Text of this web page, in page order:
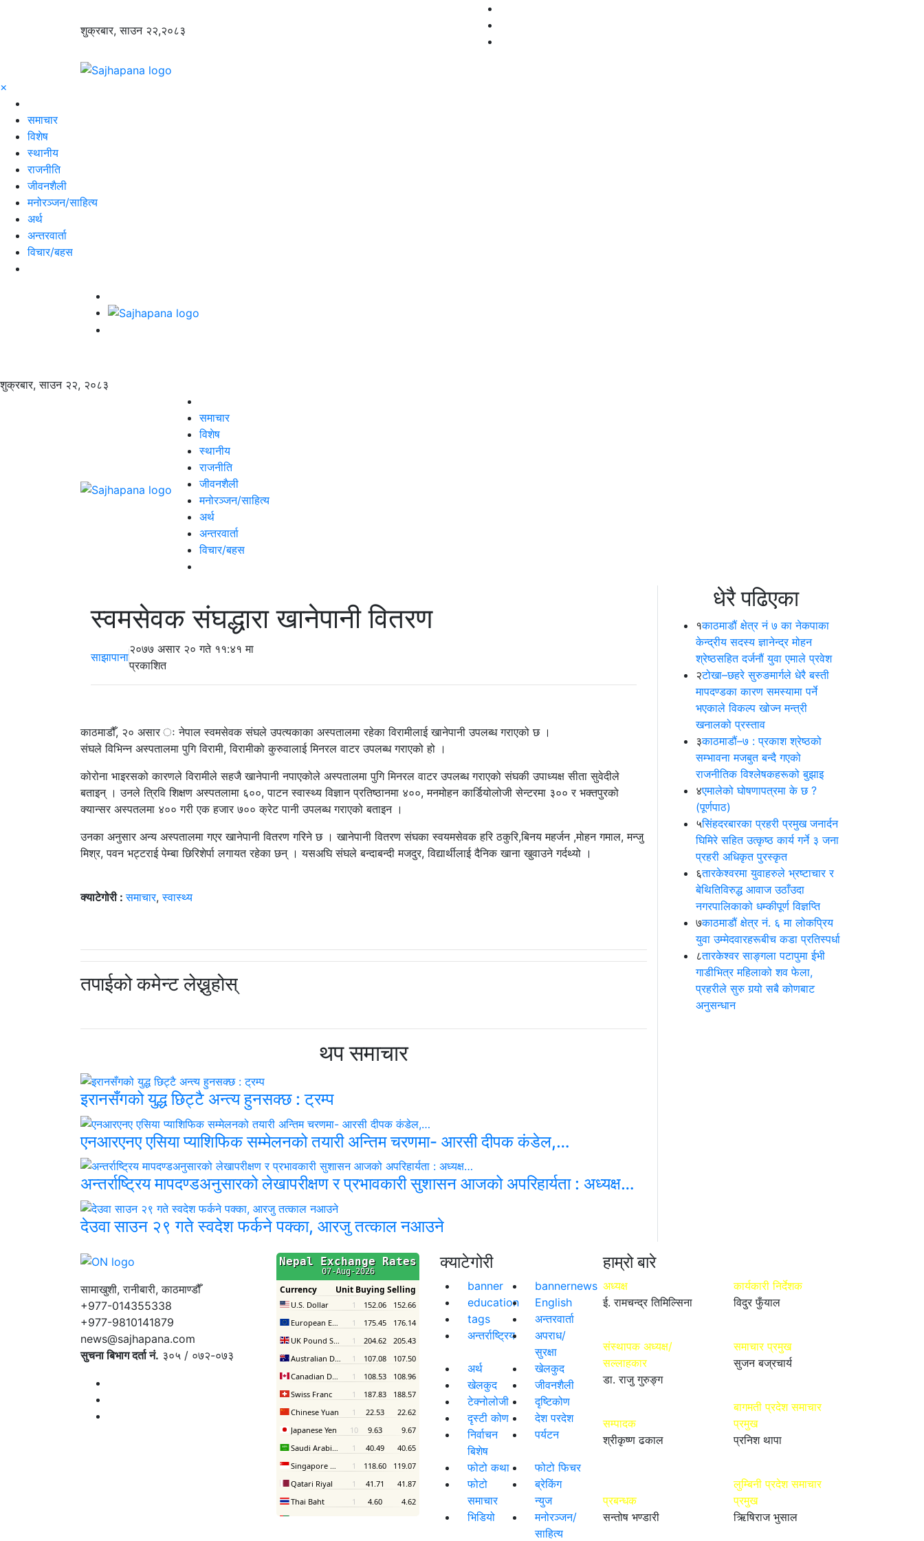
शुक्रबार, साउन २२,२०८३
×
समाचार
विशेष
स्थानीय
राजनीति
जीवनशैली
मनोरञ्जन/साहित्य
अर्थ
अन्तरवार्ता
विचार/बहस
शुक्रबार, साउन २२, २०८३
समाचार
विशेष
स्थानीय
राजनीति
जीवनशैली
मनोरञ्जन/साहित्य
अर्थ
अन्तरवार्ता
विचार/बहस
स्वमसेवक संघद्धारा खानेपानी वितरण
साझापाना
२०७७ असार २० गते ११:४१ मा
प्रकाशित
काठमाडौँ, २० असार ः नेपाल स्वमसेवक संघले उपत्यकाका अस्पतालमा रहेका विरामीलाई खानेपानी उपलब्ध गराएको छ ।
संघले विभिन्न अस्पतालमा पुगि विरामी, विरामीको कुरुवालाई मिनरल वाटर उपलब्ध गराएको हो ।
कोरोना भाइरसको कारणले विरामीले सहजै खानेपानी नपाएकोले अस्पतालमा पुगि मिनरल वाटर उपलब्ध गराएको संघकी उपाध्यक्ष सीता सुवेदीले
बताइन् । उनले त्रिवि शिक्षण अस्पतलामा ६००, पाटन स्वास्थ्य विज्ञान प्रतिष्ठानमा ४००, मनमोहन कार्डियोलोजी सेन्टरमा ३०० र भक्तपुरको
क्यान्सर अस्पतलमा ४०० गरी एक हजार ७०० क्रेट पानी उपलब्ध गराएको बताइन ।
उनका अनुसार अन्य अस्पतालमा गएर खानेपानी वितरण गरिने छ । खानेपानी वितरण संघका स्वयमसेवक हरि ठकुरि,बिनय महर्जन ,मोहन गमाल, मन्जु
मिश्र, पवन भट्टराई पेम्बा छिरिशेर्पा लगायत रहेका छन् । यसअघि संघले बन्दाबन्दी मजदुर, विद्यार्थीलाई दैनिक खाना खुवाउने गर्दथ्यो ।
क्याटेगोरी :समाचार,स्वास्थ्य
तपाईको कमेन्ट लेख्नुहोस्
थप समाचार
इरानसँगको युद्ध छिट्टै अन्त्य हुनसक्छ : ट्रम्प
एनआरएनए एसिया प्याशिफिक सम्मेलनको तयारी अन्तिम चरणमा- आरसी दीपक कंडेल,…
अन्तर्राष्ट्रिय मापदण्डअनुसारको लेखापरीक्षण र प्रभावकारी सुशासन आजको अपरिहार्यता : अध्यक्ष…
देउवा साउन २९ गते स्वदेश फर्कने पक्का, आरजु तत्काल नआउने
धेरै पढिएका
१काठमाडौं क्षेत्र नं ७ का नेकपाका
केन्द्रीय सदस्य ज्ञानेन्द्र मोहन
श्रेष्ठसहित दर्जनौं युवा एमाले प्रवेश
२टोखा–छहरे सुरुङमार्गले धेरै बस्ती
मापदण्डका कारण समस्यामा पर्ने
भएकाले विकल्प खोज्न मन्त्री
खनालको प्रस्ताव
३काठमाडौं–७ : प्रकाश श्रेष्ठको
सम्भावना मजबुत बन्दै गएको
राजनीतिक विश्लेषकहरूको बुझाइ
४एमालेको घोषणापत्रमा के छ ?
(पूर्णपाठ)
५सिंहदरबारका प्रहरी प्रमुख जनार्दन
घिमिरे सहित उत्कृष्ठ कार्य गर्ने ३ जना
प्रहरी अधिकृत पुरस्कृत
६तारकेश्वरमा युवाहरुले भ्रष्टाचार र
बेथितिविरुद्ध आवाज उठाँउदा
नगरपालिकाको धम्कीपूर्ण विज्ञप्ति
७काठमाडौं क्षेत्र नं. ६ मा लोकप्रिय
युवा उम्मेदवारहरूबीच कडा प्रतिस्पर्धा
८तारकेश्वर साङ्गला पटापुमा ईभी
गाडीभित्र महिलाको शव फेला,
प्रहरीले सुरु गर्‍यो सबै कोणबाट
अनुसन्धान
सामाखुशी, रानीबारी, काठमाण्डौँ
+977-014355338
+977-9810141879
news@sajhapana.com
सुचना बिभाग दर्ता नं. ३०५ / ०७२-०७३
क्याटेगोरी
banner
bannernews
education
English
tags
अन्तरवार्ता
अन्तर्राष्ट्रिय
अपराध/
सुरक्षा
अर्थ
खेलकुद
खेलकुद
जीवनशैली
टेक्नोलोजी
दृष्टिकोण
दृस्टी कोण
देश परदेश
निर्वाचन
बिशेष
पर्यटन
फोटो कथा
फोटो फिचर
फोटो
समाचार
ब्रेकिंग
न्युज
भिडियो
मनोरञ्जन/
साहित्य
हाम्रो बारे
अध्यक्ष
ई. रामचन्द्र तिमिल्सिना
संस्थापक अध्यक्ष/
सल्लाहकार
डा. राजु गुरुङ्ग
सम्पादक
श्रीकृष्ण ढकाल
प्रबन्धक
सन्तोष भण्डारी
कार्यकारी निर्देशक
विदुर फुँयाल
समाचार प्रमुख
सुजन बज्रचार्य
बागमती प्रदेश समाचार
प्रमुख
प्रनिश थापा
लुम्बिनी प्रदेश समाचार
प्रमुख
ऋिषिराज भुसाल